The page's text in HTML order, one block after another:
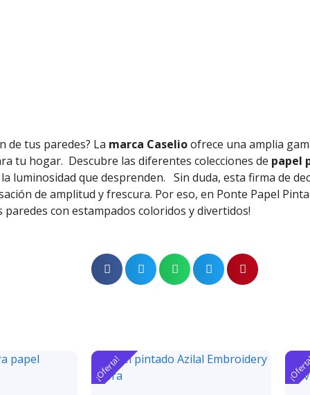
de tus paredes? La marca Caselioofrece una amplia
tu hogar. Descubre las diferentes colecciones de papel
luminosidad que desprenden. Sin duda, esta firma de
de amplitud y frescura. Por eso, en Ponte Papel
paredes con estampados coloridos y divertidos!
¡Oferta!